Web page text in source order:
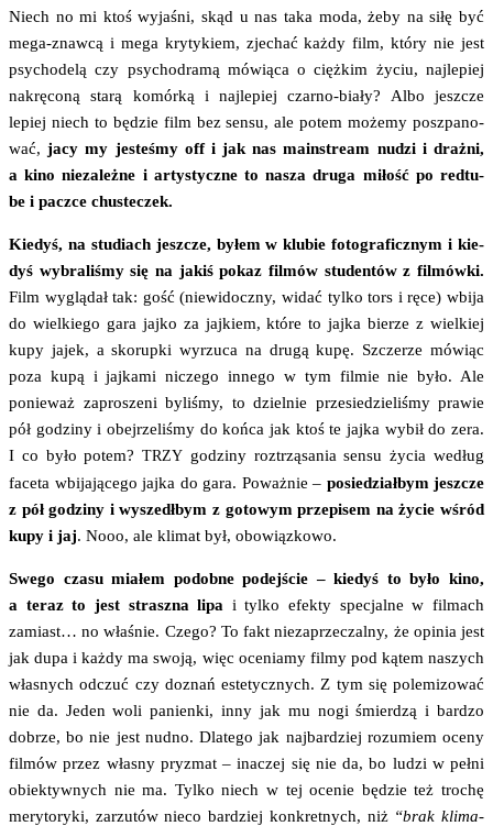
Niech no mi ktoś wyja­śni, skąd u nas taka moda, żeby na siłę być
mega-znaw­cą i mega kry­ty­kiem, zje­chać każ­dy film, któ­ry nie jest
psy­cho­de­lą czy psy­cho­dra­mą mówią­ca o cięż­kim życiu, naj­le­piej
nakrę­co­ną sta­rą komór­ką i naj­le­piej czar­no-bia­ły? Albo jesz­cze
lepiej niech to będzie film bez sen­su, ale potem może­my poszpa­no­
wać,jacy my jeste­śmy off i jak nas main­stre­am nudzi i draż­ni,
a kino nie­za­leż­ne i arty­stycz­ne to nasza dru­ga miłość po red­tu­
be i pacz­ce chusteczek.
Kie­dyś, na stu­diach jesz­cze, byłem w klu­bie foto­gra­ficz­nym i kie­
dyś wybra­li­śmy się na jakiś pokaz fil­mów stu­den­tów z fil­mów­ki.
Film wyglą­dał tak: gość (nie­wi­docz­ny, widać tyl­ko tors i ręce) wbi­ja
do wiel­kie­go gara jaj­ko za jaj­kiem, któ­re to jaj­ka bie­rze z wiel­kiej
kupy jajek, a sko­rup­ki wyrzu­ca na dru­gą kupę. Szcze­rze mówiąc
poza kupą i jaj­ka­mi nicze­go inne­go w tym fil­mie nie było. Ale
ponie­waż zapro­sze­ni byli­śmy, to dziel­nie prze­sie­dzie­li­śmy pra­wie
pół godzi­ny i obej­rze­li­śmy do koń­ca jak ktoś te jaj­ka wybił do zera.
I co było potem?TRZY godzi­ny roz­trzą­sa­nia sen­su życia według
face­ta wbi­ja­ją­ce­go jaj­ka do gara. Poważ­nie – posie­dział­bym jesz­cze
z pół godzi­ny i wyszedł­bym z goto­wym prze­pi­sem na życie wśród
kupy i jaj. Nooo, ale kli­mat był, obowiązkowo.
Swe­go cza­su mia­łem podob­ne podej­ście – kie­dyś to było kino,
a teraz to jest strasz­na lipa i tyl­ko efek­ty spe­cjal­ne w fil­mach
zamiast… no wła­śnie. Cze­go? To fakt nie­za­prze­czal­ny, że opi­nia jest
jak dupa i każ­dy ma swo­ją, więc oce­nia­my fil­my pod kątem naszych
wła­snych odczuć czy doznań este­tycz­nych. Z tym się pole­mi­zo­wać
nie da. Jeden woli panien­ki, inny jak mu nogi śmier­dzą i bar­dzo
dobrze, bo nie jest nud­no. Dla­te­go jak naj­bar­dziej rozu­miem oce­ny
fil­mów przez wła­sny pry­zmat – ina­czej się nie da, bo ludzi w peł­ni
obiek­tyw­nych nie ma. Tyl­ko niech w tej oce­nie będzie też tro­chę
mery­to­ry­ki, zarzu­tów nie­co bar­dziej kon­kret­nych, niż “brak kli­ma­